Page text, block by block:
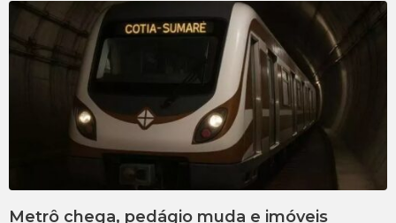
Metrô chega, pedágio muda e imóveis